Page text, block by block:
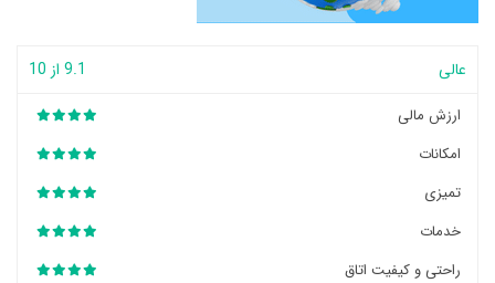
عالی 9.1 از 10
ارزش مالی
امکانات
تمیزی
خدمات
راحتی و کیفیت اتاق